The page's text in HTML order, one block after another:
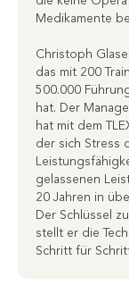
Medikamente
Christoph
das mit 200
500.000
hat. Der
hat mit dem
der sich Stress
gelassenen
20 Jahren in
Der Schlüssel
stellt er die
Schritt für